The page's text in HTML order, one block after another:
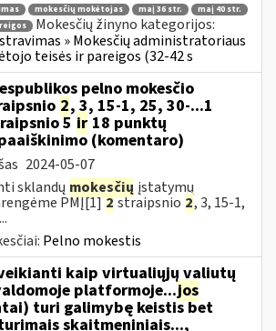
mokesčių mokėtojas maį 36 str.
maį 40 str.
Mokesčių žinyno kategorijos:
» Mokesčių administratoriaus
teisės ir pareigos (32-42 s
pelno mokesčio
2, 3, 15-1, 25, 30-...1
5 ir 18 punktų
(komentaro)
2024-05-07
sklandų mokesčių įstatymų
PMĮ[1]2straipsnio 2, 3, 15-1,
Pelno mokestis
kaip virtualiųjų valiutų
platformoje...jos
turi galimybę keistis bet
skaitmeniniais...,